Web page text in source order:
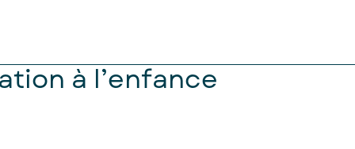
à l’enfance